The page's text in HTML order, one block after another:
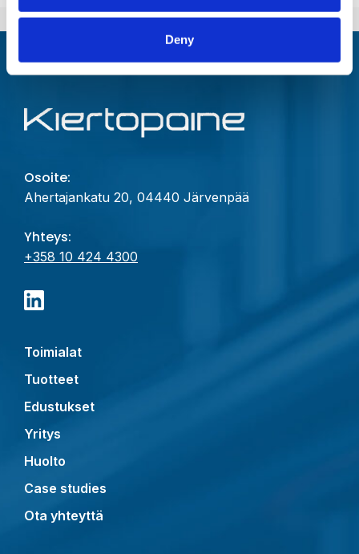
Deny
Osoite:
Ahertajankatu 20, 04440 Järvenpää
Yhteys:
+358 10 424 4300
Toimialat
Tuotteet
Edustukset
Yritys
Huolto
Case studies
Ota yhteyttä